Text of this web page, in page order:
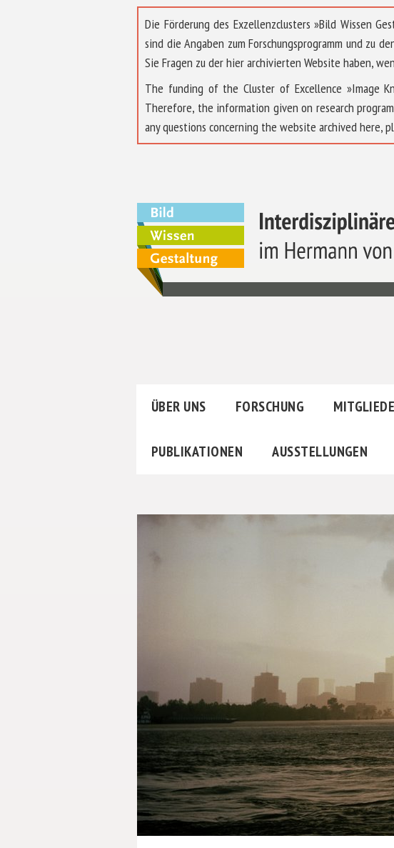
Die Förderung des Exzellenzclusters »Bild Wissen
sind die Angaben zum Forschungsprogramm und zu
Sie Fragen zu der hier archivierten Website haben,
The funding of the Cluster of Excellence »Image
Therefore, the information given on research
any questions concerning the website archived here,
ÜBER UNS FORSCHUNG
PUBLIKATIONEN AUSSTELLUNGEN